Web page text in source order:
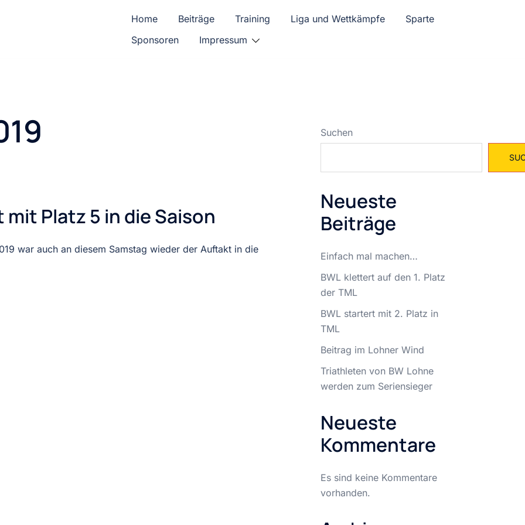
Home Beiträge Training Liga und Wettkämpfe
Sparte
Sponsoren
Impressum
Platz 5 in die Saison
war auch an diesem Samstag wieder der Auftakt in die
Suchen
Neueste
Beiträge
Einfach mal machen…
BWL klettert auf den 1. Platz
der TML
BWL startert mit 2. Platz in
TML
Beitrag im Lohner Wind
Triathleten von BW Lohne
werden zum Seriensieger
Neueste
Kommentare
Es sind keine Kommentare
vorhanden.